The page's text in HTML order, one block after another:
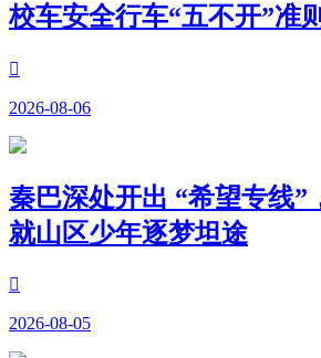
校车安全行车“五不开”准则

2026-08-06
秦巴深处开出 “希望专线”
就山区少年逐梦坦途

2026-08-05